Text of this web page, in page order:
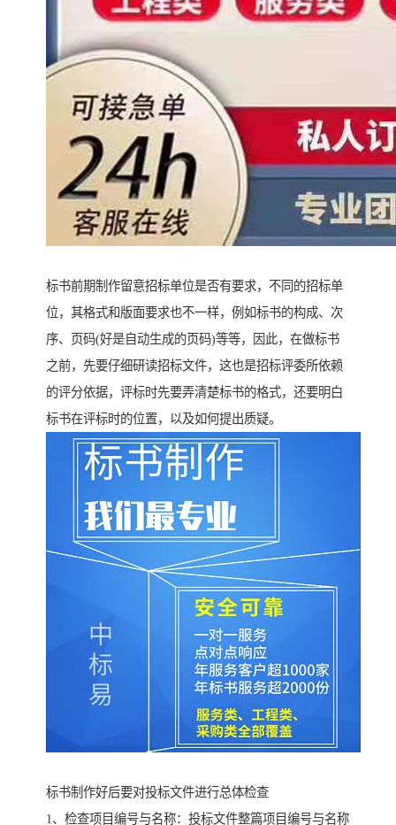
标书前期制作留意招标单位是否有要求，不同的招标单
位，其格式和版面要求也不一样，例如标书的构成、次
序、页码(好是自动生成的页码)等等，因此，在做标书
之前，先要仔细研读招标文件，这也是招标评委所依赖
的评分依据，评标时先要弄清楚标书的格式，还要明白
标书在评标时的位置，以及如何提出质疑。
标书制作好后要对投标文件进行总体检查
1、检查项目编号与名称：投标文件整篇项目编号与名称